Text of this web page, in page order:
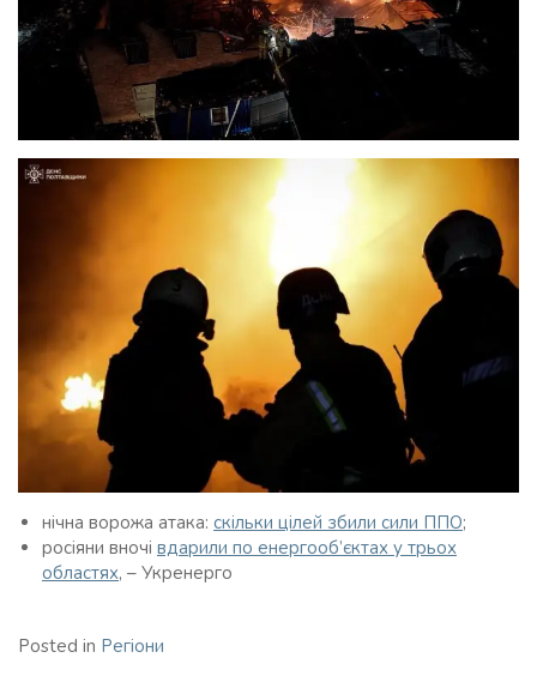
нічна ворожа атака: скільки цілей збили сили ППО;
росіяни вночі вдарили по енергооб’єктах у трьох
областях, – Укренерго
Posted in Регіони